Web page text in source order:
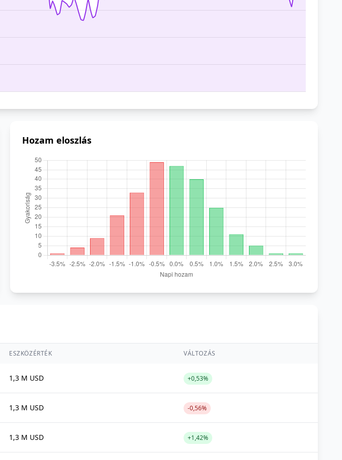
Hozam eloszlás
ESZKÖZÉRTÉK VÁLTOZÁS
1,3 M USD +0,53%
1,3 M USD -0,56%
1,3 M USD +1,42%